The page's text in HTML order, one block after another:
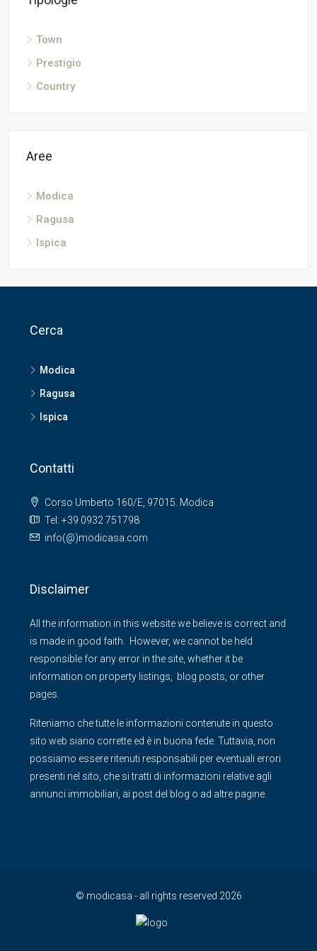
Town
Prestigio
Country
Aree
Modica
Ragusa
Ispica
Cerca
Modica
Ragusa
Ispica
Contatti
Corso Umberto 160/E, 97015. Modica
Tel: +39 0932 751798
info(@)modicasa.com
Disclaimer
All the information in this website we believe is correct and
is made in good faith. However, we cannot be held
responsible for any error in the site, whether it be
information on property listings, blog posts, or other
pages.
Riteniamo che tutte le informazioni contenute in questo
sito web siano corrette ed è in buona fede. Tuttavia, non
possiamo essere ritenuti responsabili per eventuali errori
presenti nel sito, che si tratti di informazioni relative agli
annunci immobiliari, ai post del blog o ad altre pagine.
© modicasa - all rights reserved 2026